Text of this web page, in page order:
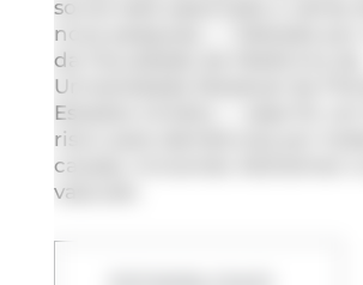
social está associada a várias
nova pesquisa — liderada por
da Faculdade de Medicina da
Universidade Estadual da
Estados Unidos — esse foi um
risco para demências por
causas, incluindo Alzheimer e
vascular.